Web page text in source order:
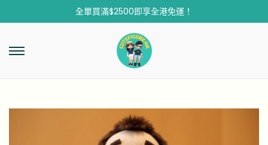
全單買滿$2500即享全港免運！